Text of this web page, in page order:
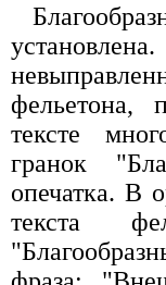
фельетона,
тексте
гранок
опечатка. В
текста